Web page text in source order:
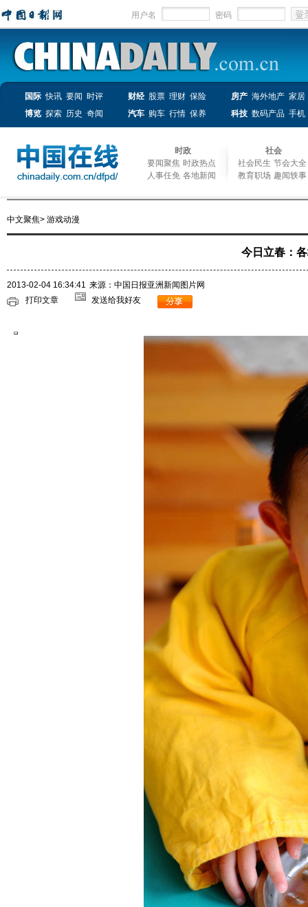
用户名 密码
国际 快讯 要闻 时评 财经 股票 理财 保险 房产 海外地产 家居
博览 探索 历史 奇闻 汽车 购车 行情 保养 科技 数码产品 手机
时政
要闻聚焦 时政热点
人事任免 各地新闻
社会
社会民生 节会大全
教育职场 趣闻轶事
中文聚焦> 游戏动漫
今日立春：
2013-02-04 16:34:41 来源：中国日报亚洲新闻图片网
打印文章
发送给我好友